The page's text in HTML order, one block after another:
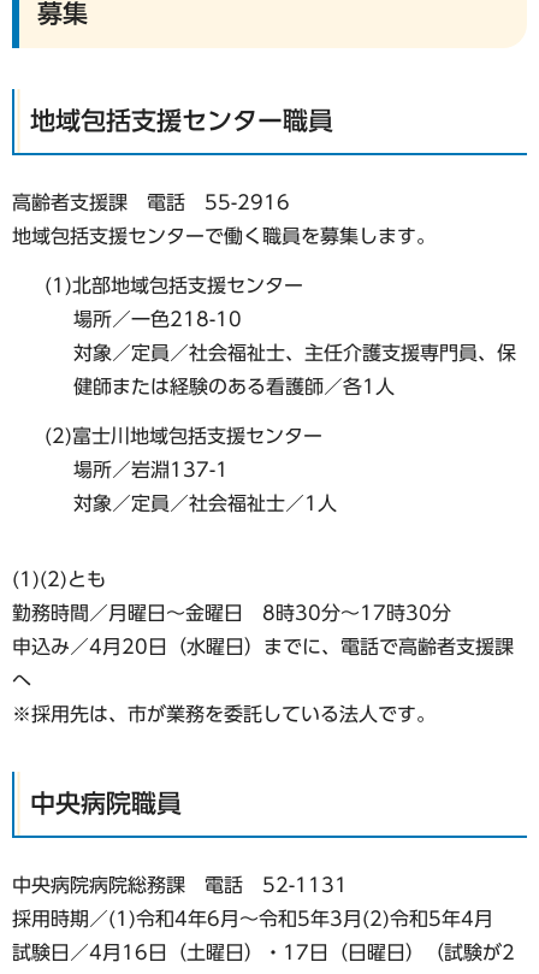
募集
地域包括支援センター職員
高齢者支援課 電話 55-2916
地域包括支援センターで働く職員を募集します。
(1)北部地域包括支援センター
場所／一色218-10
対象／定員／社会福祉士、主任介護支援専門員、保
健師または経験のある看護師／各1人
(2)富士川地域包括支援センター
場所／岩淵137-1
対象／定員／社会福祉士／1人
(1)(2)とも
勤務時間／月曜日～金曜日 8時30分～17時30分
申込み／4月20日（水曜日）までに、電話で高齢者支援課
へ
※採用先は、市が業務を委託している法人です。
中央病院職員
中央病院病院総務課 電話 52-1131
採用時期／(1)令和4年6月〜令和5年3月(2)令和5年4月
試験日／4月16日（土曜日）・17日（日曜日）（試験が2